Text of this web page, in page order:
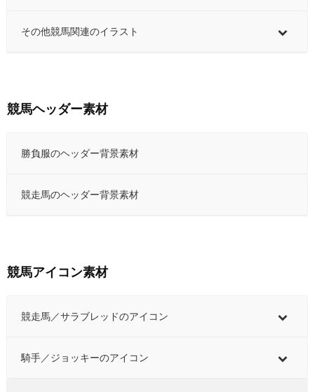
その他競馬関連のイラスト
競馬ヘッダー素材
勝負服のヘッダー背景素材
競走馬のヘッダー背景素材
競馬アイコン素材
競走馬／サラブレッドのアイコン
騎手／ジョッキーのアイコン